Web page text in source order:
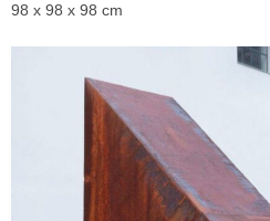
98 x 98 x 98 cm